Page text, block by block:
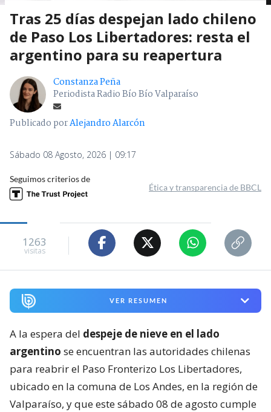
Tras 25 días despejan lado chileno
de Paso Los Libertadores: resta el
argentino para su reapertura
Constanza Peña
Periodista Radio Bío Bío Valparaíso
Publicado porAlejandro Alarcón
Sábado 08 Agosto, 2026 | 09:17
Seguimos criterios de
Ética y transparencia de BBCL
1263
visitas
VER RESUMEN
A la espera del despeje de nieve en el lado
argentino se encuentran las autoridades chilenas
para reabrir el Paso Fronterizo Los Libertadores,
ubicado en la comuna de Los Andes, en la región de
Valparaíso, y que este sábado 08 de agosto cumple